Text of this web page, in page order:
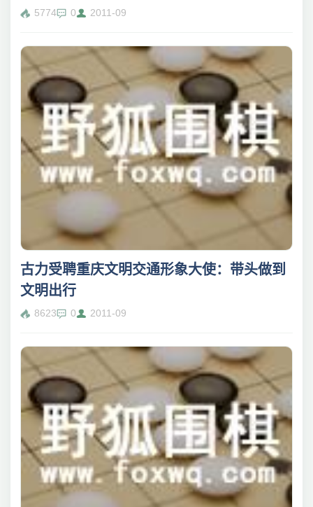
5774 0 2011-09
古力受聘重庆文明交通形象大使：带头做到
文明出行
8623 0 2011-09